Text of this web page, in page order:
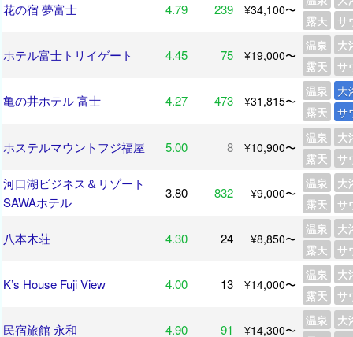
花の宿 夢富士 4.79 239 ¥34,100〜
露天
サ
ホテル富士トリイゲート 4.45 75 ¥19,000〜
温泉
大
露天
サ
亀の井ホテル 富士 4.27 473 ¥31,815〜
温泉
大
露天
サ
ホステルマウントフジ福屋 5.00 8 ¥10,900〜
温泉
大
露天
サ
河口湖ビジネス＆リゾート
SAWAホテル
3.80 832 ¥9,000〜
温泉
大
露天
サ
八本木荘 4.30 24 ¥8,850〜
温泉
大
露天
サ
K’s House Fuji View 4.00 13 ¥14,000〜
温泉
大
露天
サ
民宿旅館 永和 4.90 91 ¥14,300〜
温泉
大